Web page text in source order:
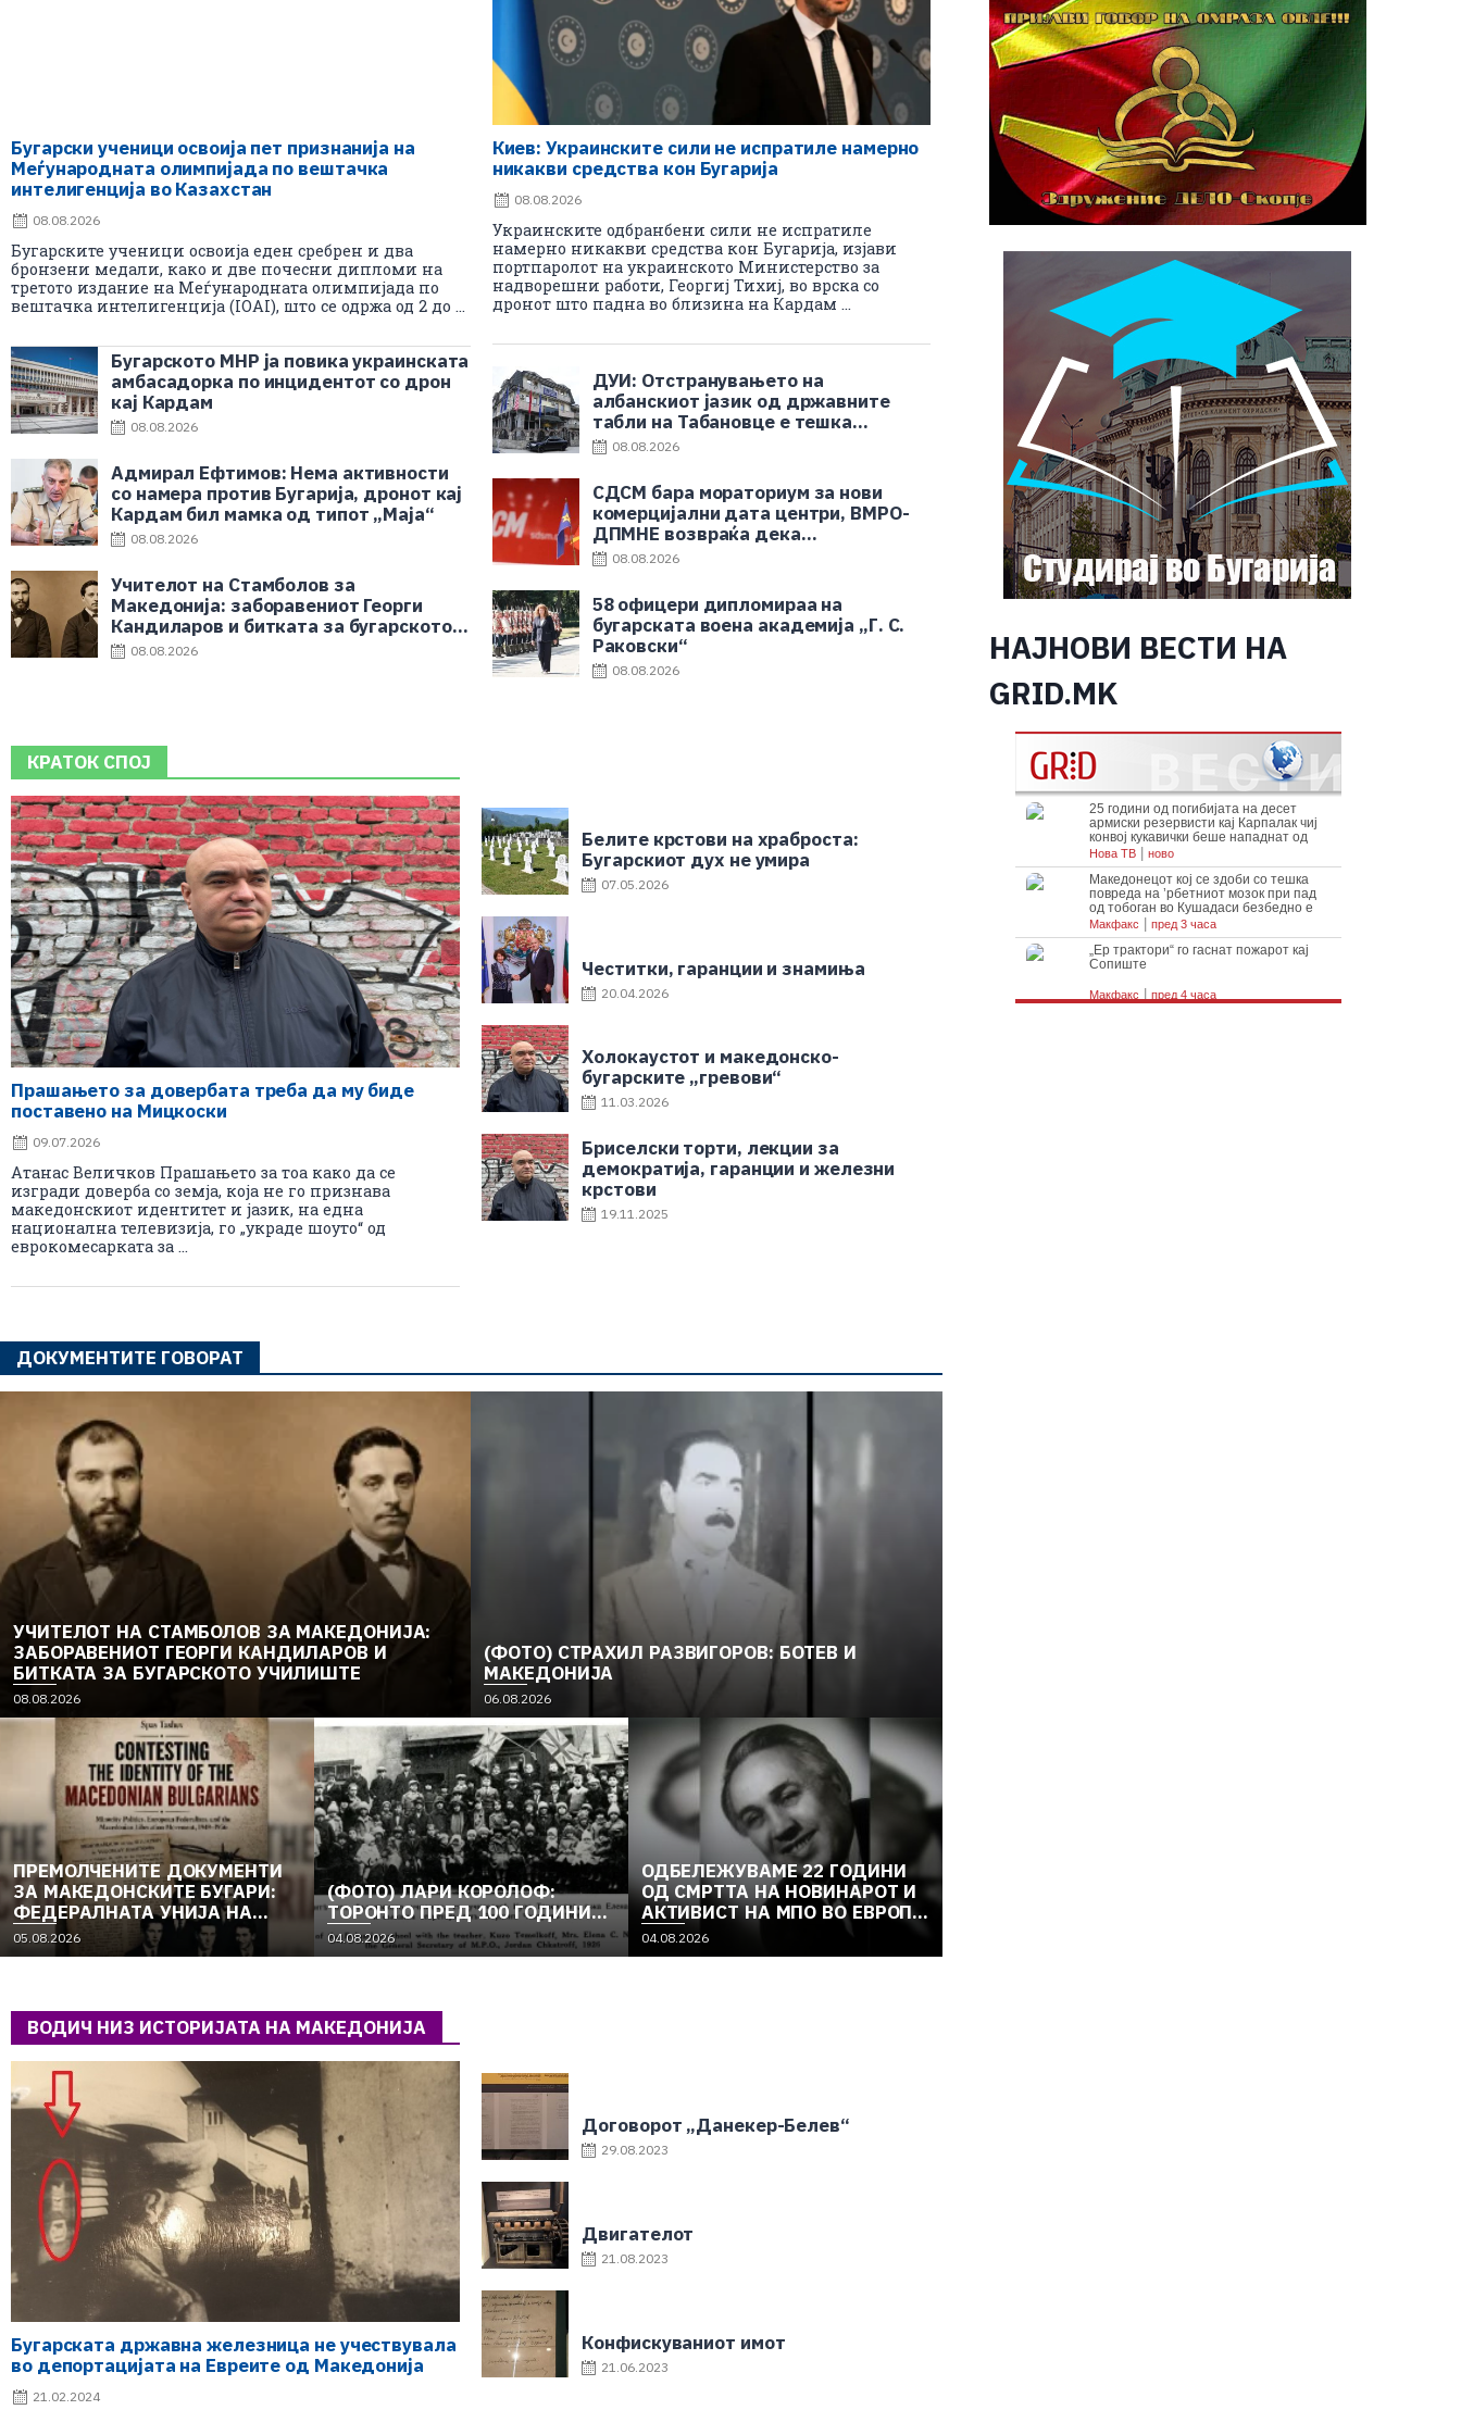
Бугарски ученици освоија пет признанија на
Меѓународната олимпијада по вештачка
интелигенција во Казахстан
08.08.2026
Бугарските ученици освоија еден сребрен и два
бронзени медали, како и две почесни дипломи на
третото издание на Меѓународната олимпијада по
вештачка интелигенција (IOAI), што се одржа од 2 до ...
Бугарското МНР ја повика украинската
амбасадорка по инцидентот со дрон
кај Кардам
08.08.2026
Адмирал Ефтимов: Нема активности
со намера против Бугарија, дронот кај
Кардам бил мамка од типот „Маја“
08.08.2026
Учителот на Стамболов за
Македонија: заборавениот Георги
Кандиларов и битката за бугарското
училиште
08.08.2026
Киев: Украинските сили не испратиле намерно
никакви средства кон Бугарија
08.08.2026
Украинските одбранбени сили не испратиле
намерно никакви средства кон Бугарија, изјави
портпаролот на украинското Министерство за
надворешни работи, Георгиј Тихиј, во врска со
дронот што падна во близина на Кардам ...
ДУИ: Отстранувањето на
албанскиот јазик од државните
табли на Табановце е тешка
провокација
08.08.2026
СДСМ бара мораториум за нови
комерцијални дата центри, ВМРО-
ДПМНЕ возвраќа дека
Националниот дата центар е во
корист на граѓаните
08.08.2026
58 офицери дипломираа на
бугарската воена академија „Г. С.
Раковски“
08.08.2026
КРАТОК СПОЈ
Прашањето за довербата треба да му биде
поставено на Мицкоски
09.07.2026
Атанас Величков Прашањето за тоа како да се
изгради доверба со земја, која не го признава
македонскиот идентитет и јазик, на една
национална телевизија, го „украде шоуто“ од
еврокомесарката за ...
Белите крстови на храброста:
Бугарскиот дух не умира
07.05.2026
Честитки, гаранции и знамиња
20.04.2026
Холокаустот и македонско-
бугарските „гревови“
11.03.2026
Бриселски торти, лекции за
демократија, гаранции и железни
крстови
19.11.2025
ДОКУМЕНТИТЕ ГОВОРАТ
УЧИТЕЛОТ НА СТАМБОЛОВ ЗА МАКЕДОНИЈА:
ЗАБОРАВЕНИОТ ГЕОРГИ КАНДИЛАРОВ И
БИТКАТА ЗА БУГАРСКОТО УЧИЛИШТЕ
08.08.2026
(ФОТО) СТРАХИЛ РАЗВИГОРОВ: БОТЕВ И
МАКЕДОНИЈА
06.08.2026
ПРЕМОЛЧЕНИТЕ ДОКУМЕНТИ
ЗА МАКЕДОНСКИТЕ БУГАРИ:
ФЕДЕРАЛНАТА УНИЈА НА
ЕВРОПСКИТЕ
НАЦИОНАЛНОСТИ И
(1949–1956) (2)
05.08.2026
(ФОТО) ЛАРИ КОРОЛОФ:
ТОРОНТО ПРЕД 100 ГОДИНИ…
04.08.2026
ОДБЕЛЕЖУВАМЕ 22 ГОДИНИ
ОД СМРТТА НА НОВИНАРОТ И
АКТИВИСТ НА МПО ВО ЕВРОПА
МЕТОДИ ДИМОВ
04.08.2026
ВОДИЧ НИЗ ИСТОРИЈАТА НА МАКЕДОНИЈА
Бугарската државна железница не учествувала
во депортацијата на Евреите од Македонија
21.02.2024
Договорот „Данекер-Белев“
29.08.2023
Двигателот
21.08.2023
Конфискуваниот имот
21.06.2023
НАЈНОВИ ВЕСТИ НА
GRID.MK